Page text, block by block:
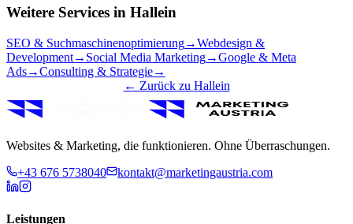
Weitere Services in Hallein
SEO & Suchmaschinenoptimierung→Webdesign &
Development→ Social Media Marketing→Google & Meta
Ads→Consulting & Strategie→
← Zurück zu Hallein
Websites & Marketing, die funktionieren. Ohne Überraschungen.
+43 676 5738040
kontakt@marketingaustria.com
Leistungen